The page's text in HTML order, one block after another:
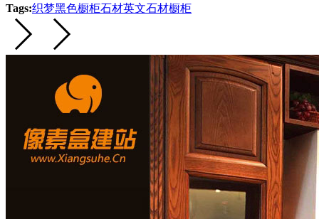
Tags:织梦黑色橱柜石材英文石材橱柜